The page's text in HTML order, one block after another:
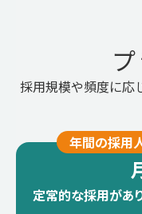
採用規模や頻度に応
年間の採用
定常的な採用があ